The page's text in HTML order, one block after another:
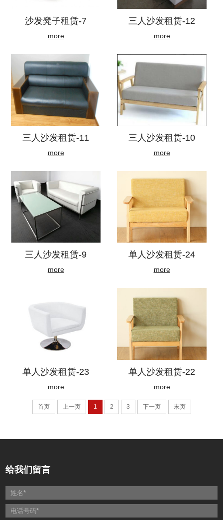
沙发凳子租赁-7
more
三人沙发租赁-12
more
三人沙发租赁-11
more
三人沙发租赁-10
more
三人沙发租赁-9
more
单人沙发租赁-24
more
单人沙发租赁-23
more
单人沙发租赁-22
more
首页 上一页 1 2 3 下一页 末页
给我们留言